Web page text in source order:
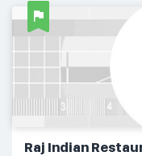
Raj Indian